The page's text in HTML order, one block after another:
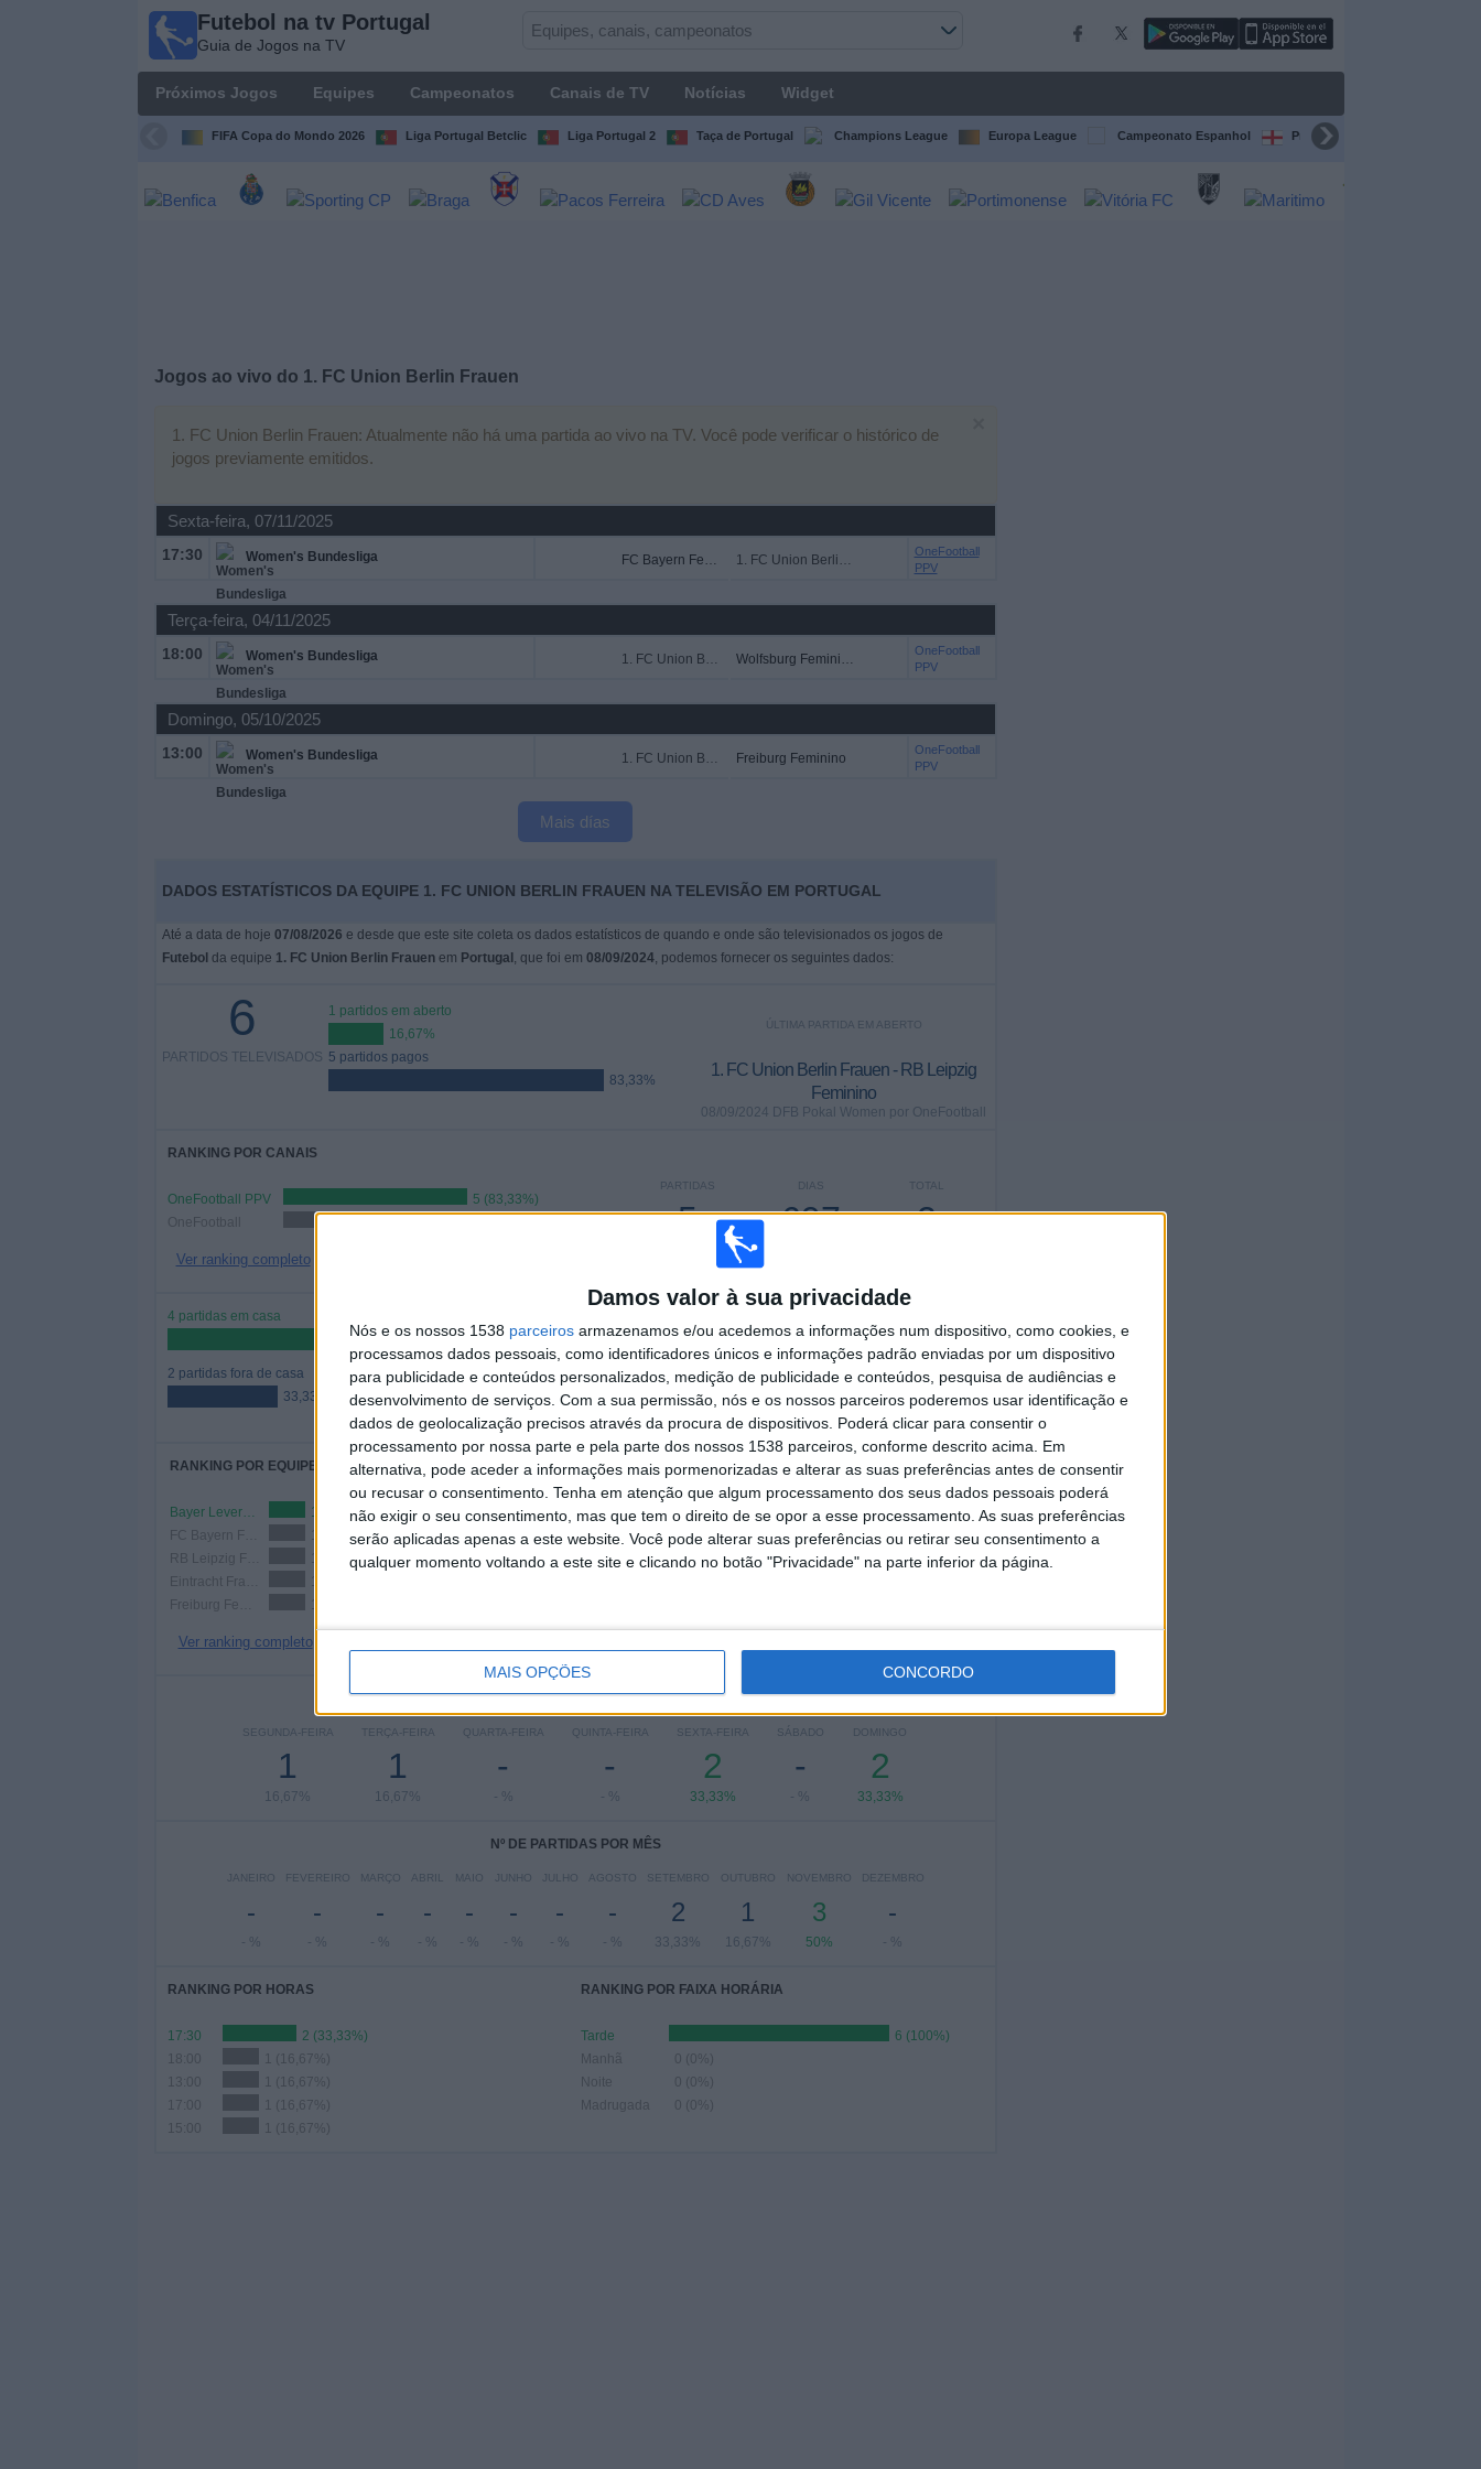
Damos valor à sua privacidade
Nós e os nossos 1538 parceiros armazenamos e/ou acedemos a informações num dispositivo, como cookies, e
processamos dados pessoais, como identificadores únicos e informações padrão enviadas por um dispositivo
para publicidade e conteúdos personalizados, medição de publicidade e conteúdos, pesquisa de audiências e
desenvolvimento de serviços. Com a sua permissão, nós e os nossos parceiros poderemos usar identificação e
dados de geolocalização precisos através da procura de dispositivos. Poderá clicar para consentir o
processamento por nossa parte e pela parte dos nossos 1538 parceiros, conforme descrito acima. Em
alternativa, pode aceder a informações mais pormenorizadas e alterar as suas preferências antes de consentir
ou recusar o consentimento. Tenha em atenção que algum processamento dos seus dados pessoais poderá
não exigir o seu consentimento, mas que tem o direito de se opor a esse processamento. As suas preferências
serão aplicadas apenas a este website. Você pode alterar suas preferências ou retirar seu consentimento a
qualquer momento voltando a este site e clicando no botão "Privacidade" na parte inferior da página.
MAIS OPÇÕES CONCORDO
Futebol na tv Portugal
Guia de Jogos na TV
Próximos Jogos Equipes Campeonatos Canais de TV Notícias Widget
FIFA Copa do Mondo 2026 Liga Portugal Betclic Liga Portugal 2 Taça de Portugal Champions League Europa League Campeonato Espanhol Premier League
Jogos ao vivo do 1. FC Union Berlin Frauen
1. FC Union Berlin Frauen: Atualmente não há uma partida ao vivo na TV. Você pode verificar o histórico de
jogos previamente emitidos.
Sexta-feira, 07/11/2025
17:30 Women's Bundesliga FC Bayern Feminino 1. FC Union Berlin Frauen
OneFootball
PPV
Terça-feira, 04/11/2025
18:00 Women's Bundesliga 1. FC Union Berlin Frauen Wolfsburg Feminino
OneFootball
PPV
Domingo, 05/10/2025
13:00 Women's Bundesliga 1. FC Union Berlin Frauen Freiburg Feminino
OneFootball
PPV
Mais días
DADOS ESTATÍSTICOS DA EQUIPE 1. FC UNION BERLIN FRAUEN NA TELEVISÃO EM PORTUGAL
Até a data de hoje 07/08/2026 e desde que este site coleta os dados estatísticos de quando e onde são televisionados os jogos de
Futebol da equipe 1. FC Union Berlin Frauenem Portugal , que foi em 08/09/2024, podemos fornecer os seguintes dados:
6
PARTIDOS TELEVISADOS
1 partidos em aberto
16,67%
5 partidos pagos
83,33%
ÚLTIMA PARTIDA EM ABERTO
1. FC Union Berlin Frauen - RB Leipzig
Feminino
08/09/2024 DFB Pokal Women por OneFootball
RANKING POR CANAIS
OneFootball PPV
5 (83,33%)
OneFootball
Ver ranking completo
TOTAL
2
DIAS
697
PARTIDAS
5
CONSECUTIVOS
4 partidas em casa
66,67%
2 partidas fora de casa
33,33%
TOTAL
6
RIVAIS
MÁXIMO
1
VS Bayer
Leverkusen
Feminino
TOTAL
2
COMPETIÇÕES
RANKING POR EQUIPES
Bayer Leverkusen Feminino
1 (16,67%)
1 (16,67%)
1 (16,67%)
Ver ranking completo
RANKING POR COMPETIÇÕES
Women's Bundesliga
4 (66,67%)
DFB Pokal Women
2 (33,33%)
Ver ranking completo
Nº DE PARTIDAS POR DIA DA SEMANA
SEGUNDA-FEIRA
1
16,67%
TERÇA-FEIRA
1
16,67%
QUARTA-FEIRA
-
- %
QUINTA-FEIRA
-
- %
SEXTA-FEIRA
2
33,33%
SÁBADO
-
- %
DOMINGO
2
33,33%
Nº DE PARTIDAS POR MÊS
JANEIRO
-
- %
FEVEREIRO
-
- %
MARÇO
-
- %
ABRIL
-
- %
MAIO
-
- %
JUNHO
-
- %
JULHO
-
- %
AGOSTO
-
- %
SETEMBRO
2
33,33%
OUTUBRO
1
16,67%
NOVEMBRO
3
50%
DEZEMBRO
-
- %
RANKING POR HORAS
17:30
2 (33,33%)
18:00
1 (16,67%)
13:00
1 (16,67%)
17:00
1 (16,67%)
15:00
1 (16,67%)
RANKING POR FAIXA HORÁRIA
Tarde
6 (100%)
Manhã
0 (0%)
Noite
0 (0%)
Madrugada
0 (0%)
Portugal
Jogos na TV